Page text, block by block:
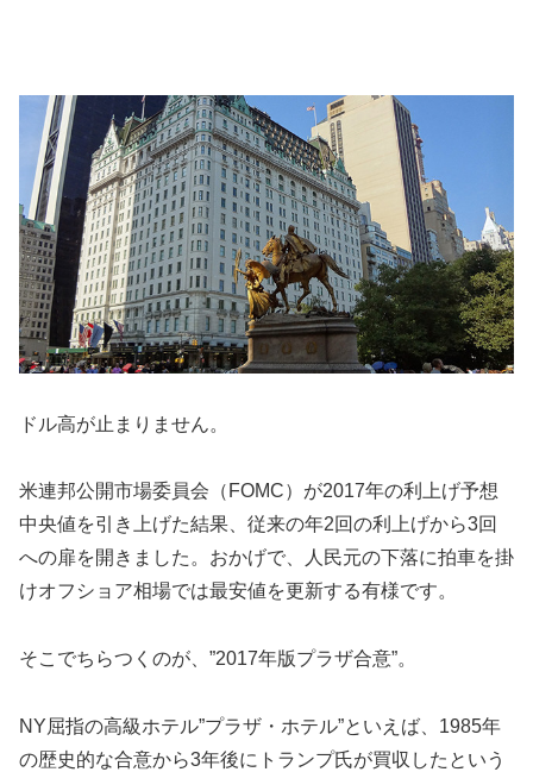
ドル高が止まりません。
米連邦公開市場委員会（FOMC）が2017年の利上げ予想
中央値を引き上げた結果、従来の年2回の利上げから3回
への扉を開きました。おかげで、人民元の下落に拍車を掛
けオフショア相場では最安値を更新する有様です。
そこでちらつくのが、”2017年版プラザ合意”。
NY屈指の高級ホテル”プラザ・ホテル”といえば、1985年
の歴史的な合意から3年後にトランプ氏が買収したという